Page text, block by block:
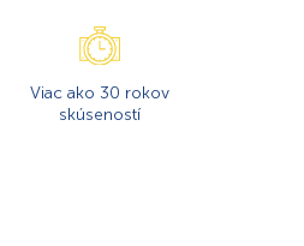
Viac ako 30 rokov
skúseností